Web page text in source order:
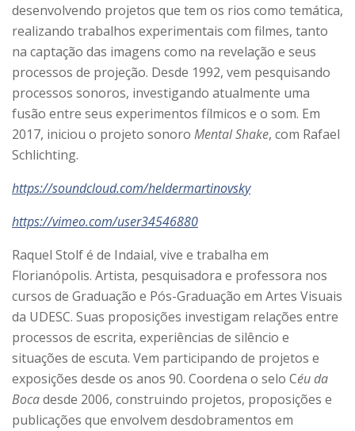
desenvolvendo projetos que tem os rios como temática,
realizando trabalhos experimentais com filmes, tanto
na captação das imagens como na revelação e seus
processos de projeção. Desde 1992, vem pesquisando
processos sonoros, investigando atualmente uma
fusão entre seus experimentos fílmicos e o som. Em
2017, iniciou o projeto sonoro Mental Shake, com Rafael
Schlichting.
https://soundcloud.com/heldermartinovsky
https://vimeo.com/user34546880
Raquel Stolf é de Indaial, vive e trabalha em
Florianópolis. Artista, pesquisadora e professora nos
cursos de Graduação e Pós-Graduação em Artes Visuais
da UDESC. Suas proposições investigam relações entre
processos de escrita, experiências de silêncio e
situações de escuta. Vem participando de projetos e
exposições desde os anos 90. Coordena o selo Céu da
Bocadesde 2006, construindo projetos, proposições e
publicações que envolvem desdobramentos em